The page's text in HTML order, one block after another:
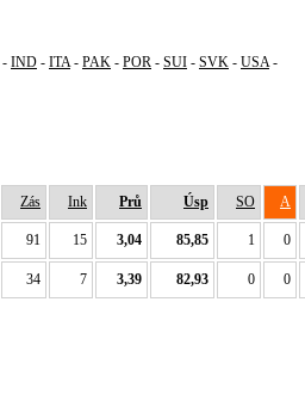
- IND - ITA- PAK - POR - SUI - SVK - USA-
Zás Ink Prů Úsp SO A
91 15 3,04 85,85 1 0
34 7 3,39 82,93 0 0